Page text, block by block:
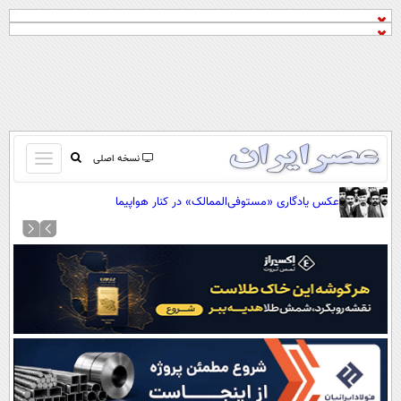
نسخه اصلی
باز
و
کردن
صفحه اول
آرشیو
نظرسنجی
آب و هوا
اوقات شرعی
پیوند ها
سواد زندگی
عکس یادگاری «مستوفی‌الممالک» در کنار هواپیما